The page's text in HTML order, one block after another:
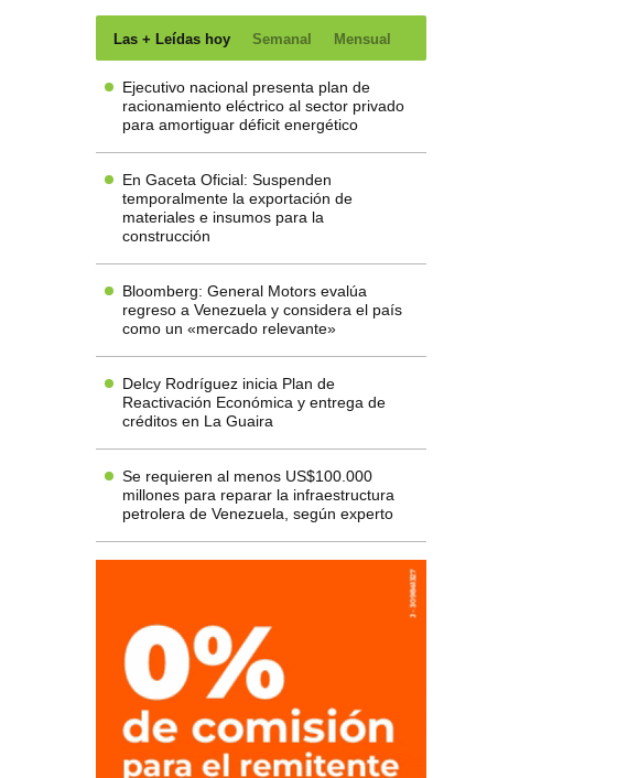
Las + Leídas hoy Semanal Mensual
Ejecutivo nacional presenta plan de
racionamiento eléctrico al sector privado
para amortiguar déficit energético
En Gaceta Oficial: Suspenden
temporalmente la exportación de
materiales e insumos para la
construcción
Bloomberg: General Motors evalúa
regreso a Venezuela y considera el país
como un «mercado relevante»
Delcy Rodríguez inicia Plan de
Reactivación Económica y entrega de
créditos en La Guaira
Se requieren al menos US$100.000
millones para reparar la infraestructura
petrolera de Venezuela, según experto